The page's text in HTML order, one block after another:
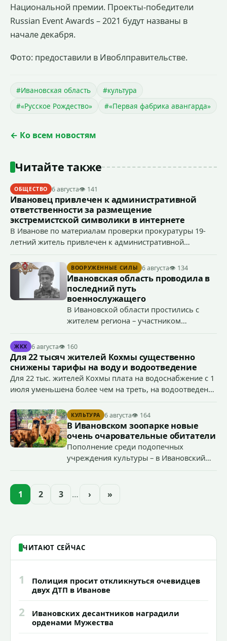
Национальной премии. Проекты-победители
Russian Event Awards – 2021 будут названы в
начале декабря.
Фото: предоставили в Ивоблправительстве.
#Ивановская область
#культура
#«Русское Рождество»
#«Первая фабрика авангарда»
← Ко всем новостям
Читайте также
ОБЩЕСТВО 6 августа👁 141
Ивановец привлечен к административной
ответственности за размещение
экстремистской символики в интернете
В Иванове по материалам проверки прокуратуры 19-
летний житель привлечен к административной
демонстрирование символики экстремистской
организации, если эти действия не содержат признаков
уголовно наказуемого деяния) за размещение
экстремистской символики в сети Интернет.
ВООРУЖЕННЫЕ СИЛЫ 6 августа👁 134
Ивановская область проводила в
последний путь
военнослужащего
В Ивановской области простились с
жителем региона – участником
Антоном Тумановым.
ЖКХ 6 августа👁 160
Для 22 тысяч жителей Кохмы существенно
снижены тарифы на воду и водоотведение
Для 22 тыс. жителей Кохмы плата на водоснабжение с 1
июля уменьшена более чем на треть, на водоотведение
началу работы в городе областного предприятия
«Водоканал.
КУЛЬТУРА 6 августа👁 164
В Ивановском зоопарке новые
очень очаровательные обитатели
Пополнение среди подопечных
учреждения культуры – в Ивановский
областей (самцу - 6 месяцев, самочке —
1 2 3 … › »
ЧИТАЮТ СЕЙЧАС
1
Полиция просит откликнуться очевидцев
двух ДТП в Иванове
2
Ивановских десантников наградили
орденами Мужества